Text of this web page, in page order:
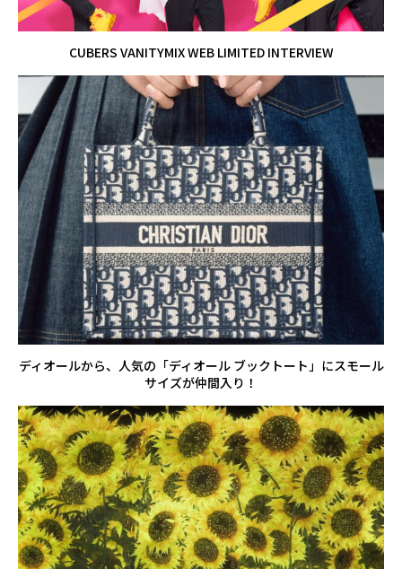
CUBERS VANITYMIX WEB LIMITED INTERVIEW
ディオールから、人気の「ディオール ブックトート」にスモール
サイズが仲間入り！